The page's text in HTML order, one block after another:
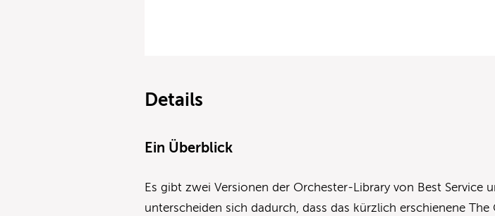
Details
Ein Überblick
Es gibt zwei Versionen der Orchester-Library von Best Service
unterscheiden sich dadurch, dass das kürzlich erschienene The